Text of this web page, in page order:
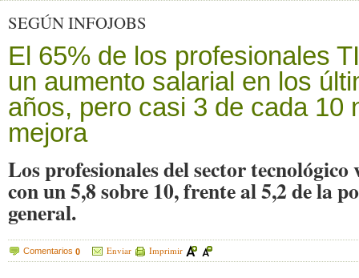
SEGÚN INFOJOBS
El 65% de los profesionales
un aumento salarial en los
años, pero casi 3 de cada 10
mejora
Los profesionales del sector
con un 5,8 sobre 10, frente al 5,2 de la
general.
Comentarios 0 Enviar Imprimir